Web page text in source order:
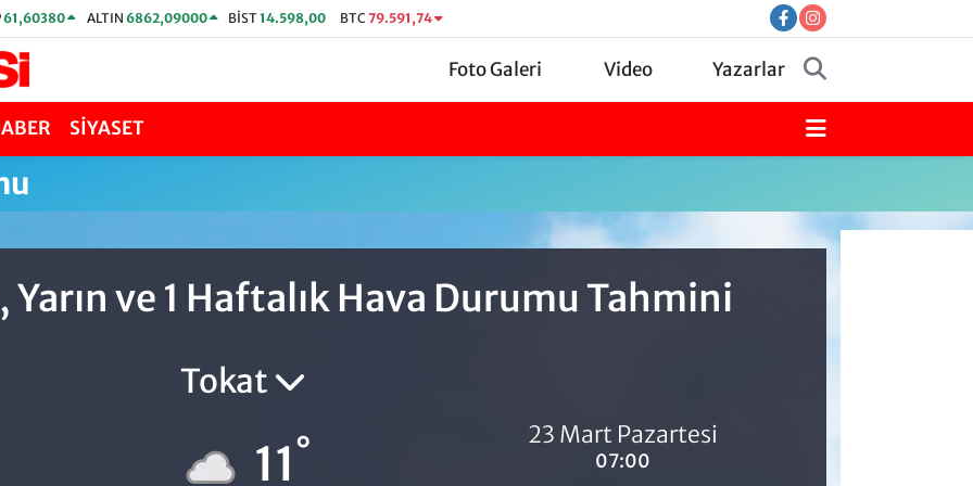
61,60380 ALTIN 6862,09000 BİST14.598,00 BTC 79.591,74
Foto Galeri Video Yazarlar
SİYASET
ve 1 Haftalık Hava Durumu Tahmini
Tokat
11° 23 Mart Pazartesi
07:00